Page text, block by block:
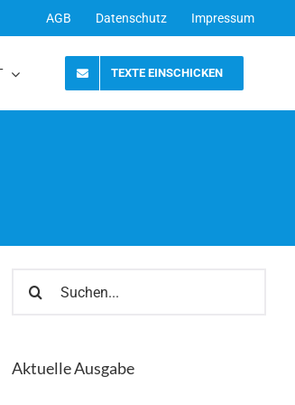
AGB Datenschutz Impressum
TEXTE EINSCHICKEN
nach:
Aktuelle Ausgabe